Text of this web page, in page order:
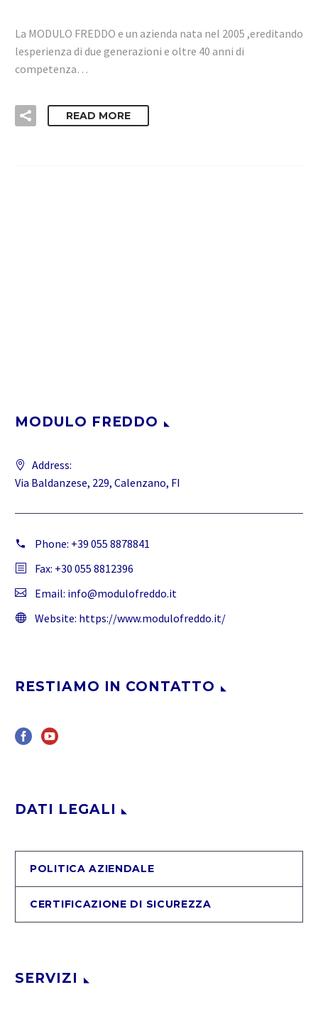
La MODULO FREDDO e un azienda nata nel 2005 ,ereditando
lesperienza di due generazioni e oltre 40 anni di
competenza…
READ MORE
MODULO FREDDO
Address:
Via Baldanzese, 229, Calenzano, FI
Phone: +39 055 8878841
Fax: +30 055 8812396
Email: info@modulofreddo.it
Website: https://www.modulofreddo.it/
RESTIAMO IN CONTATTO
DATI LEGALI
POLITICA AZIENDALE
CERTIFICAZIONE DI SICUREZZA
SERVIZI